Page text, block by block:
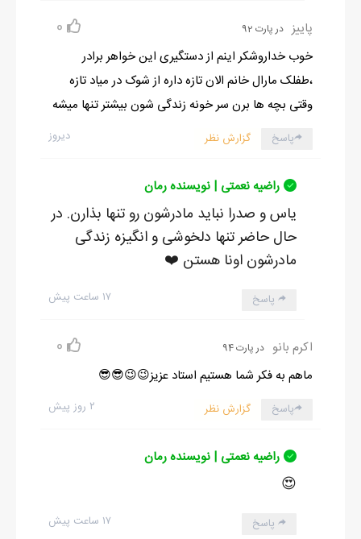
پاییز در پارت 92 0
خوب خداروشکر اینم از دستگیری این خواهر برادر
،طفلک مارال خانم الان تازه داره از شوک در میاد تازه
وقتی بچه ها برن سر خونه زندگی شون بیشتر تنها میشه
دیروز پاسخ گزارش نظر
راضیه نعمتی | نویسنده رمان
یاس و صدرا نباید مادرشون رو تنها بذارن. در
حال حاضر تنها دلخوشی و انگیزه زندگی
مادرشون اونا هستن ❤️
۱۷ ساعت پیش پاسخ
اکرم بانو در پارت 94 0
ماهم به فکر شما هستیم استاد عزیز😉😉😎😎
۲ روز پیش پاسخ گزارش نظر
راضیه نعمتی | نویسنده رمان
😍
۱۷ ساعت پیش پاسخ